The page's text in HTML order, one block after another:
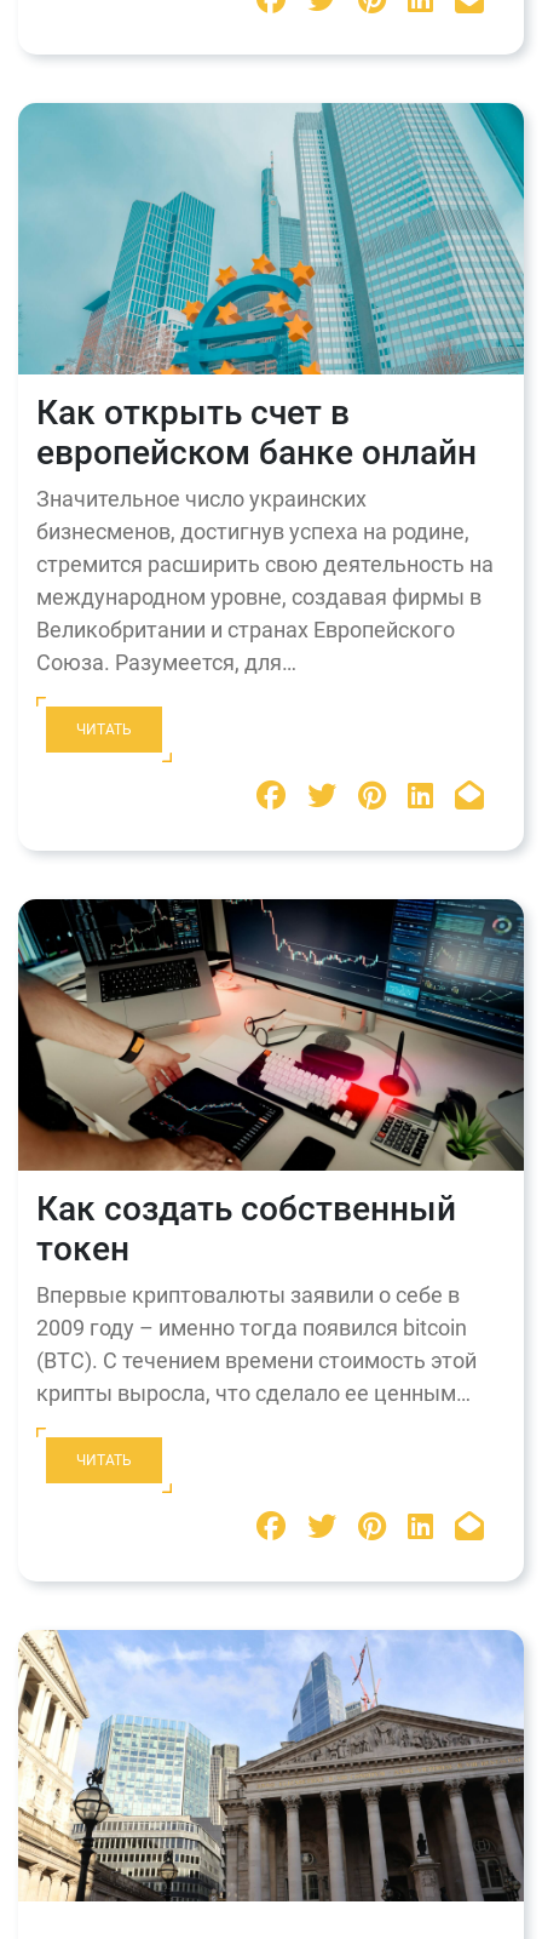
Как открыть счет в
европейском банке онлайн
Значительное число украинских
бизнесменов, достигнув успеха на родине,
стремится расширить свою деятельность на
международном уровне, создавая фирмы в
Великобритании и странах Европейского
Союза. Разумеется, для…
ЧИТАТЬ
Как создать собственный
токен
Впервые криптовалюты заявили о себе в
2009 году – именно тогда появился bitcoin
(BTC). С течением времени стоимость этой
крипты выросла, что сделало ее ценным…
ЧИТАТЬ